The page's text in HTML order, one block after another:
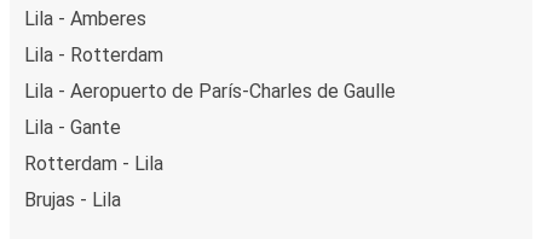
Lila - Amberes
Lila - Rotterdam
Lila - Aeropuerto de París-Charles de Gaulle
Lila - Gante
Rotterdam - Lila
Brujas - Lila